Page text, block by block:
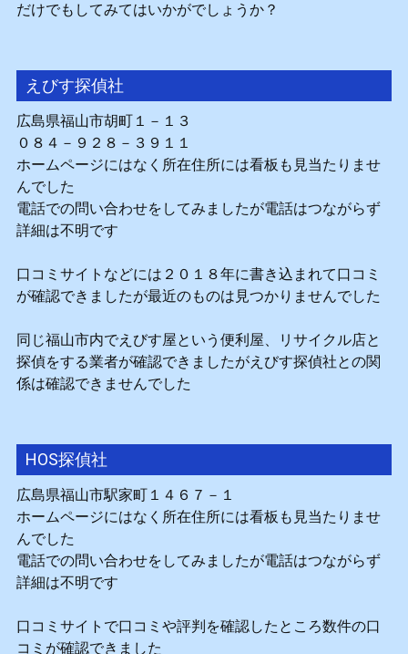
だけでもしてみてはいかがでしょうか？
えびす探偵社
広島県福山市胡町１－１３
０８４－９２８－３９１１
ホームページにはなく所在住所には看板も見当たりませ
んでした
電話での問い合わせをしてみましたが電話はつながらず
詳細は不明です
口コミサイトなどには２０１８年に書き込まれて口コミ
が確認できましたが最近のものは見つかりませんでした
同じ福山市内でえびす屋という便利屋、リサイクル店と
探偵をする業者が確認できましたがえびす探偵社との関
係は確認できませんでした
HOS探偵社
広島県福山市駅家町１４６７－１
ホームページにはなく所在住所には看板も見当たりませ
んでした
電話での問い合わせをしてみましたが電話はつながらず
詳細は不明です
口コミサイトで口コミや評判を確認したところ数件の口
コミが確認できました